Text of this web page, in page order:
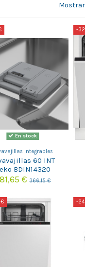
En stock
Integrables
60 INT
BDIN14320
€366,15 €
-
-